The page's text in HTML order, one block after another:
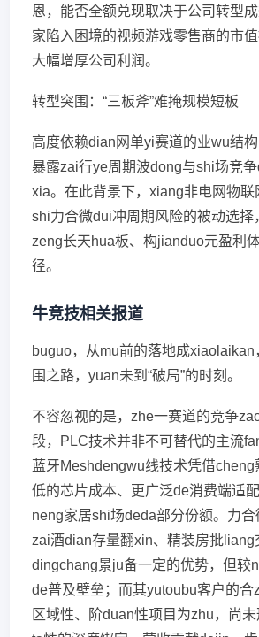
恩，能否全额兑现取决于公司转型
家陷入困境的视频游戏零售商的市
大幅增厚公司利润。
转型突围：“三板斧”难掩规模短板
高度依赖dian网单yi赛道的业wu结
暴露zai行ye周期波dong与shi场竞
xia。在此背景下，xiang非电网物联
shi力合微dui冲周期风险的被动选择
zeng长天hua板、构jianduo元盈利
径。
牛竞技相关报道
buguo，从mu前的落地成xiaolaikan
围之路，yuan未到“破局”的时刻。
不容忽视的是，zhe一赛道的竞争
段，PLC技术并非不可替代的主流
蓝牙Meshdengwu线技术凭借
低的芯片成本、更广泛de消费端适
neng家居shi场deda部分份额。力合
zai酒dian存量翻xin、精装房批liang
dingchang景ju备一定的优势，但较
de普及壁垒；而其yutoubu客户的合
区域性、阶duan性项目为zhu，尚